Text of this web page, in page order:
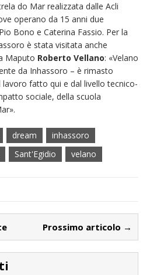
do Mar realizzata dalle Acli
operano da 15 anni due
Bono e Caterina Fassio. Per la
è stata visitata anche
Maputo Roberto Vellano: «Velano
da Inhassoro – è rimasto
fatto qui e dal livello tecnico-
sociale, della scuola
dream
inhassoro
Sant'Egidio velano
Prossimo articolo →